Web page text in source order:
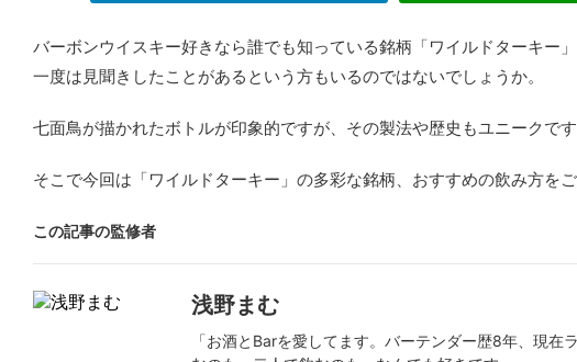
バーボンウイスキー好きなら誰でも知っている銘柄「ワイルドターキー」
一度は見聞きしたことがあるという方もいるのではないでしょうか。
七面鳥が描かれたボトルが印象的ですが、その製法や歴史もユニークです
そこで今回は「ワイルドターキー」の多彩な銘柄、おすすめの飲み方をご
この記事の監修者
浅野まむ
「お酒とBarを愛してます。バーテンダー歴8年、現